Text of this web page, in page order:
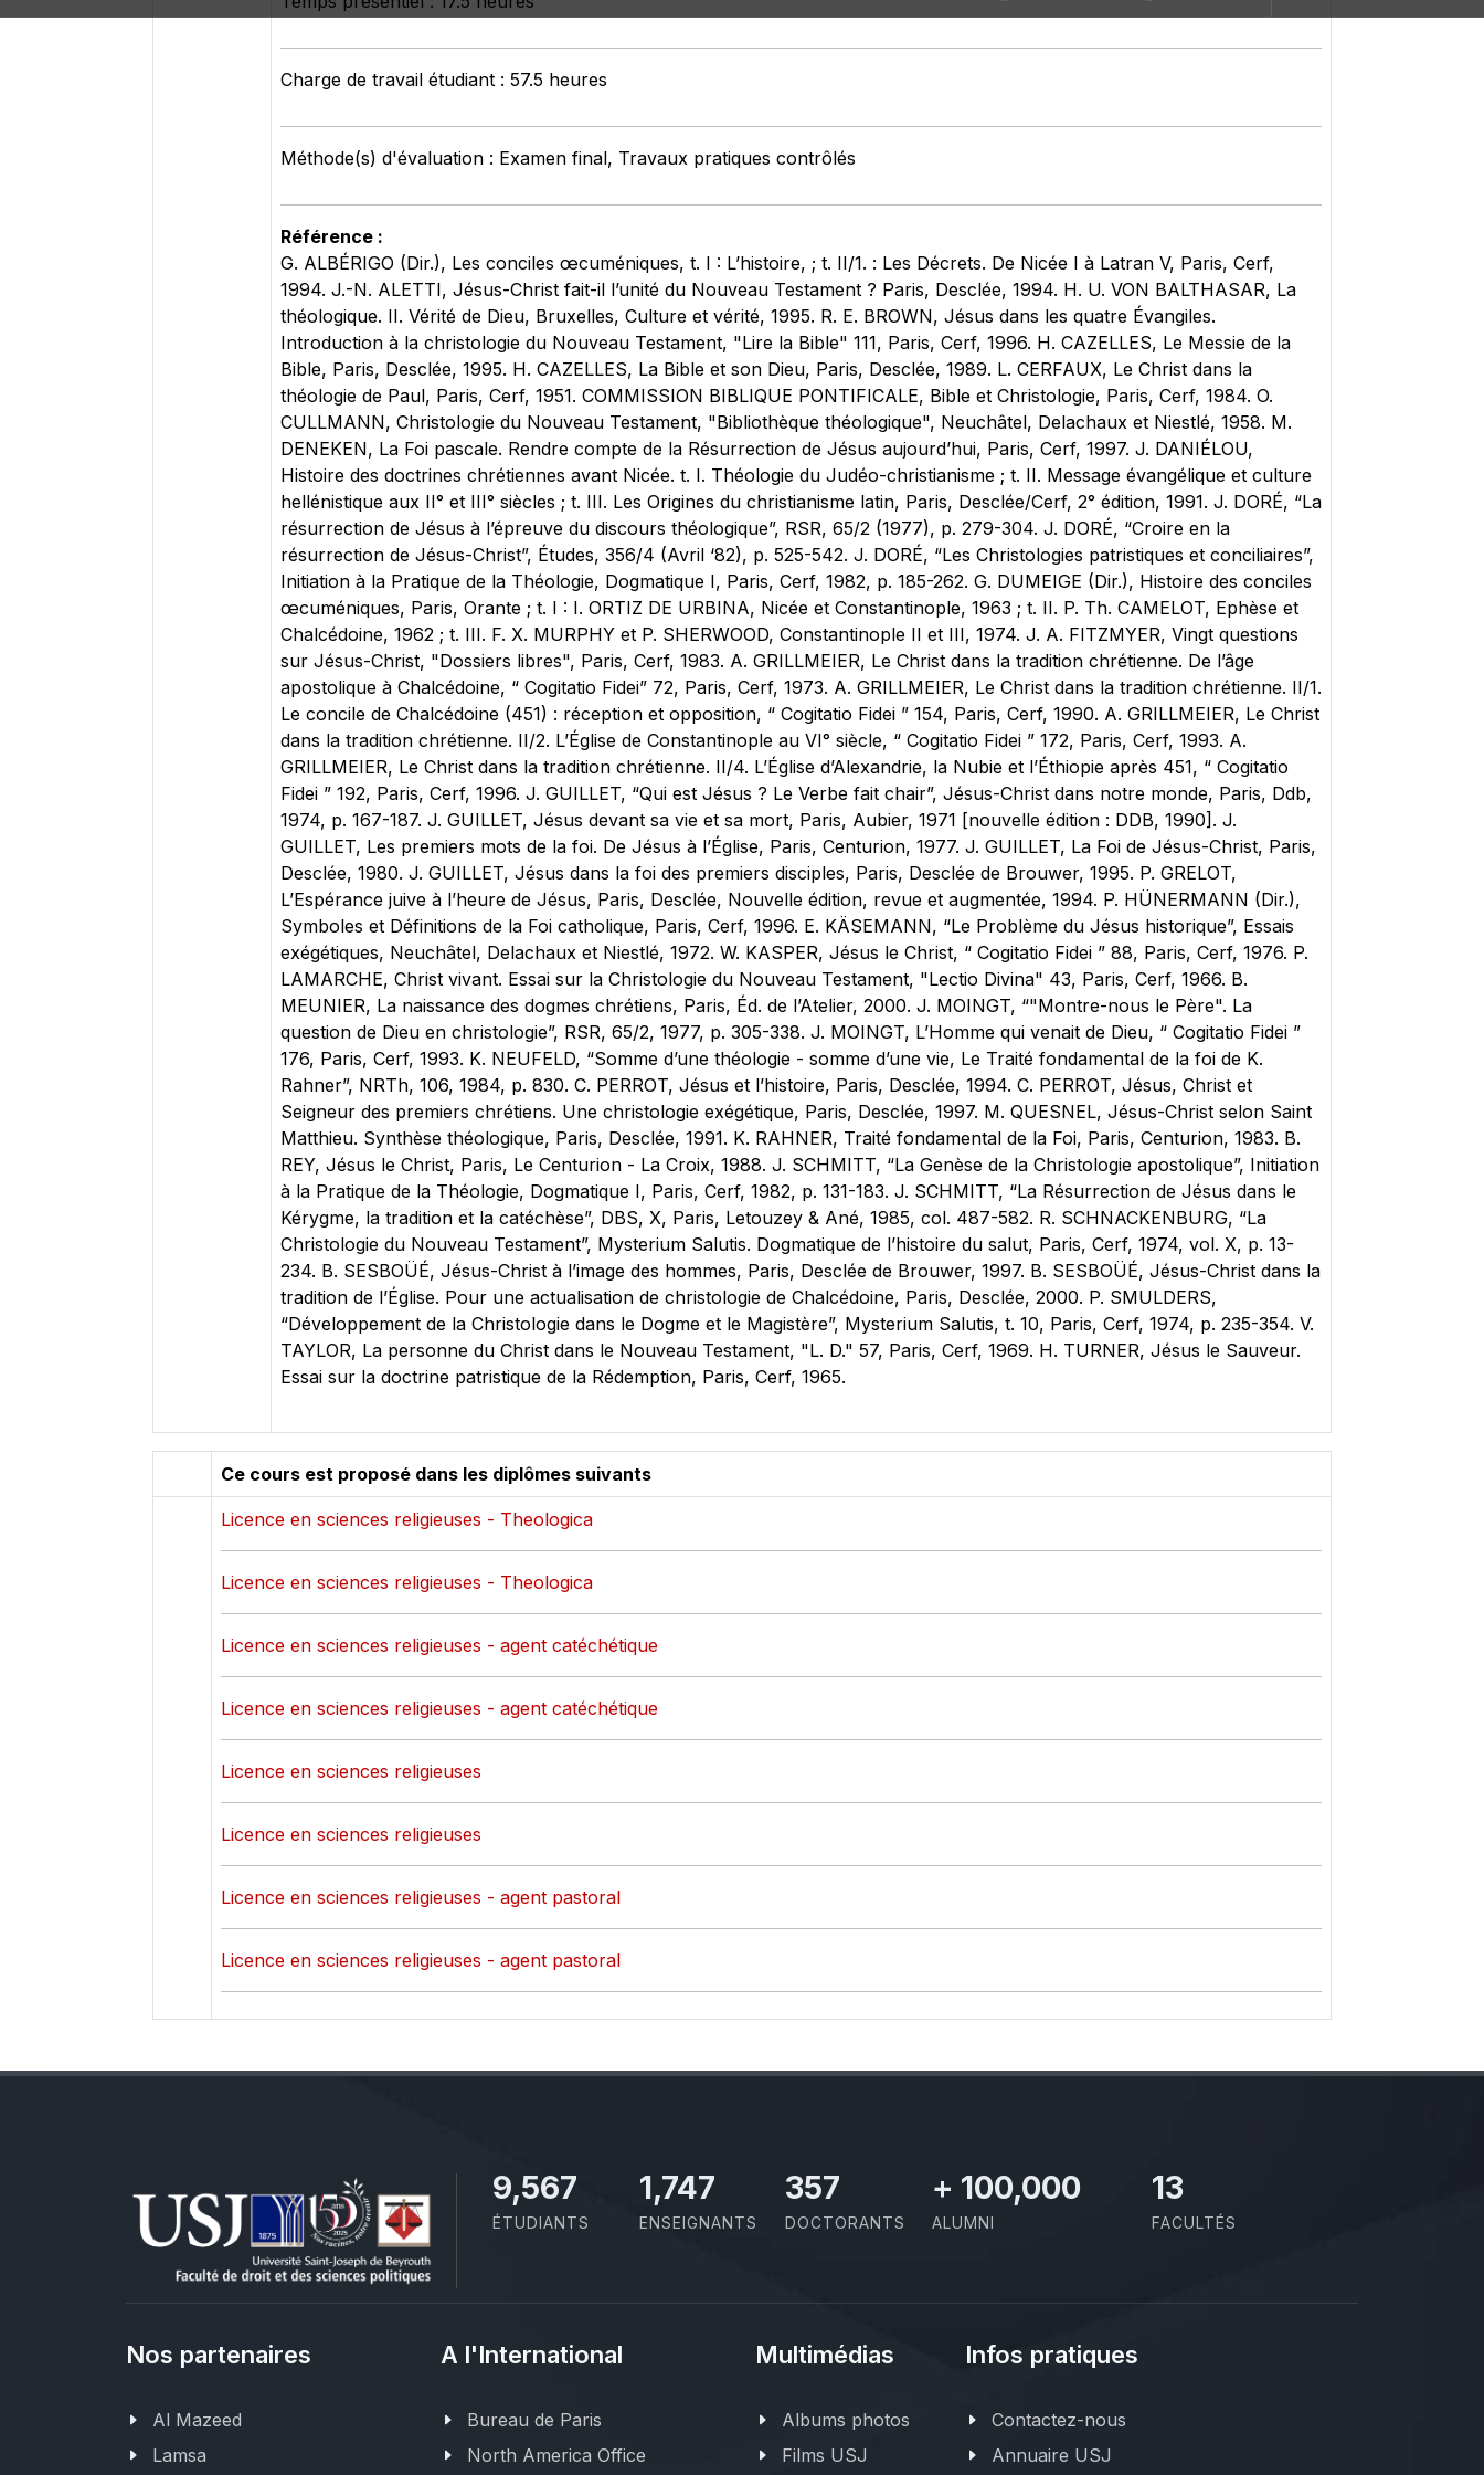
Charge de travail étudiant : 57.5 heures
Méthode(s) d'évaluation : Examen final, Travaux pratiques contrôlés
Référence :
G. ALBÉRIGO (Dir.), Les conciles œcuméniques, t. I : L’histoire, ; t. II/1. : Les Décrets. De Nicée I à Latran V, Paris, Cerf,
1994. J.-N. ALETTI, Jésus-Christ fait-il l’unité du Nouveau Testament ? Paris, Desclée, 1994. H. U. VON BALTHASAR, La
théologique. II. Vérité de Dieu, Bruxelles, Culture et vérité, 1995. R. E. BROWN, Jésus dans les quatre Évangiles.
Introduction à la christologie du Nouveau Testament, "Lire la Bible" 111, Paris, Cerf, 1996. H. CAZELLES, Le Messie de la
Bible, Paris, Desclée, 1995. H. CAZELLES, La Bible et son Dieu, Paris, Desclée, 1989. L. CERFAUX, Le Christ dans la
théologie de Paul, Paris, Cerf, 1951. COMMISSION BIBLIQUE PONTIFICALE, Bible et Christologie, Paris, Cerf, 1984. O.
CULLMANN, Christologie du Nouveau Testament, "Bibliothèque théologique", Neuchâtel, Delachaux et Niestlé, 1958. M.
DENEKEN, La Foi pascale. Rendre compte de la Résurrection de Jésus aujourd’hui, Paris, Cerf, 1997. J. DANIÉLOU,
Histoire des doctrines chrétiennes avant Nicée. t. I. Théologie du Judéo-christianisme ; t. II. Message évangélique et culture
hellénistique aux II° et III° siècles ; t. III. Les Origines du christianisme latin, Paris, Desclée/Cerf, 2° édition, 1991. J. DORÉ, “La
résurrection de Jésus à l’épreuve du discours théologique”, RSR, 65/2 (1977), p. 279-304. J. DORÉ, “Croire en la
résurrection de Jésus-Christ”, Études, 356/4 (Avril ‘82), p. 525-542. J. DORÉ, “Les Christologies patristiques et conciliaires”,
Initiation à la Pratique de la Théologie, Dogmatique I, Paris, Cerf, 1982, p. 185-262. G. DUMEIGE (Dir.), Histoire des conciles
œcuméniques, Paris, Orante ; t. I : I. ORTIZ DE URBINA, Nicée et Constantinople, 1963 ; t. II. P. Th. CAMELOT, Ephèse et
Chalcédoine, 1962 ; t. III. F. X. MURPHY et P. SHERWOOD, Constantinople II et III, 1974. J. A. FITZMYER, Vingt questions
sur Jésus-Christ, "Dossiers libres", Paris, Cerf, 1983. A. GRILLMEIER, Le Christ dans la tradition chrétienne. De l’âge
apostolique à Chalcédoine, “ Cogitatio Fidei” 72, Paris, Cerf, 1973. A. GRILLMEIER, Le Christ dans la tradition chrétienne. II/1.
Le concile de Chalcédoine (451) : réception et opposition, “ Cogitatio Fidei ” 154, Paris, Cerf, 1990. A. GRILLMEIER, Le Christ
dans la tradition chrétienne. II/2. L’Église de Constantinople au VI° siècle, “ Cogitatio Fidei ” 172, Paris, Cerf, 1993. A.
GRILLMEIER, Le Christ dans la tradition chrétienne. II/4. L’Église d’Alexandrie, la Nubie et l’Éthiopie après 451, “ Cogitatio
Fidei ” 192, Paris, Cerf, 1996. J. GUILLET, “Qui est Jésus ? Le Verbe fait chair”, Jésus-Christ dans notre monde, Paris, Ddb,
1974, p. 167-187. J. GUILLET, Jésus devant sa vie et sa mort, Paris, Aubier, 1971 [nouvelle édition : DDB, 1990]. J.
GUILLET, Les premiers mots de la foi. De Jésus à l’Église, Paris, Centurion, 1977. J. GUILLET, La Foi de Jésus-Christ, Paris,
Desclée, 1980. J. GUILLET, Jésus dans la foi des premiers disciples, Paris, Desclée de Brouwer, 1995. P. GRELOT,
L’Espérance juive à l’heure de Jésus, Paris, Desclée, Nouvelle édition, revue et augmentée, 1994. P. HÜNERMANN (Dir.),
Symboles et Définitions de la Foi catholique, Paris, Cerf, 1996. E. KÄSEMANN, “Le Problème du Jésus historique”, Essais
exégétiques, Neuchâtel, Delachaux et Niestlé, 1972. W. KASPER, Jésus le Christ, “ Cogitatio Fidei ” 88, Paris, Cerf, 1976. P.
LAMARCHE, Christ vivant. Essai sur la Christologie du Nouveau Testament, "Lectio Divina" 43, Paris, Cerf, 1966. B.
MEUNIER, La naissance des dogmes chrétiens, Paris, Éd. de l’Atelier, 2000. J. MOINGT, “"Montre-nous le Père". La
question de Dieu en christologie”, RSR, 65/2, 1977, p. 305-338. J. MOINGT, L’Homme qui venait de Dieu, “ Cogitatio Fidei ”
176, Paris, Cerf, 1993. K. NEUFELD, “Somme d’une théologie - somme d’une vie, Le Traité fondamental de la foi de K.
Rahner”, NRTh, 106, 1984, p. 830. C. PERROT, Jésus et l’histoire, Paris, Desclée, 1994. C. PERROT, Jésus, Christ et
Seigneur des premiers chrétiens. Une christologie exégétique, Paris, Desclée, 1997. M. QUESNEL, Jésus-Christ selon Saint
Matthieu. Synthèse théologique, Paris, Desclée, 1991. K. RAHNER, Traité fondamental de la Foi, Paris, Centurion, 1983. B.
REY, Jésus le Christ, Paris, Le Centurion - La Croix, 1988. J. SCHMITT, “La Genèse de la Christologie apostolique”, Initiation
à la Pratique de la Théologie, Dogmatique I, Paris, Cerf, 1982, p. 131-183. J. SCHMITT, “La Résurrection de Jésus dans le
Kérygme, la tradition et la catéchèse”, DBS, X, Paris, Letouzey & Ané, 1985, col. 487-582. R. SCHNACKENBURG, “La
Christologie du Nouveau Testament”, Mysterium Salutis. Dogmatique de l’histoire du salut, Paris, Cerf, 1974, vol. X, p. 13-
234. B. SESBOÜÉ, Jésus-Christ à l’image des hommes, Paris, Desclée de Brouwer, 1997. B. SESBOÜÉ, Jésus-Christ dans la
tradition de l’Église. Pour une actualisation de christologie de Chalcédoine, Paris, Desclée, 2000. P. SMULDERS,
“Développement de la Christologie dans le Dogme et le Magistère”, Mysterium Salutis, t. 10, Paris, Cerf, 1974, p. 235-354. V.
TAYLOR, La personne du Christ dans le Nouveau Testament, "L. D." 57, Paris, Cerf, 1969. H. TURNER, Jésus le Sauveur.
Essai sur la doctrine patristique de la Rédemption, Paris, Cerf, 1965.
Ce cours est proposé dans les diplômes suivants
Licence en sciences religieuses - Theologica
Licence en sciences religieuses - Theologica
Licence en sciences religieuses - agent catéchétique
Licence en sciences religieuses - agent catéchétique
Licence en sciences religieuses
Licence en sciences religieuses
Licence en sciences religieuses - agent pastoral
Licence en sciences religieuses - agent pastoral
11,727
ÉTUDIANTS
2,142
ENSEIGNANTS
437
DOCTORANTS
+ 100,000
ALUMNI
13
FACULTÉS
Nos partenaires
Al Mazeed
Lamsa
A l'International
Bureau de Paris
North America Office
Multimédias
Albums photos
Films USJ
Infos pratiques
Contactez-nous
Annuaire USJ